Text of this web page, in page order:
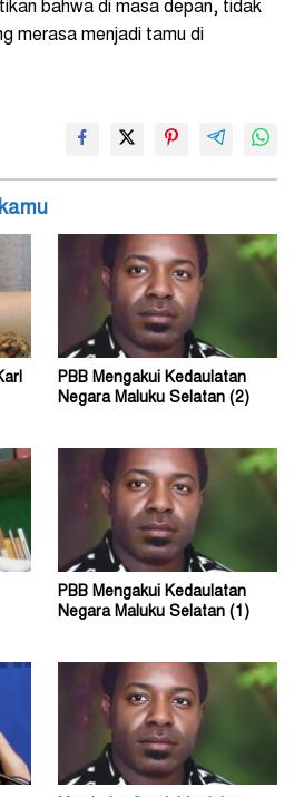
bahwa di masa depan, tidak
merasa menjadi tamu di
PBB Mengakui Kedaulatan
Negara Maluku Selatan (2)
PBB Mengakui Kedaulatan
Negara Maluku Selatan (1)